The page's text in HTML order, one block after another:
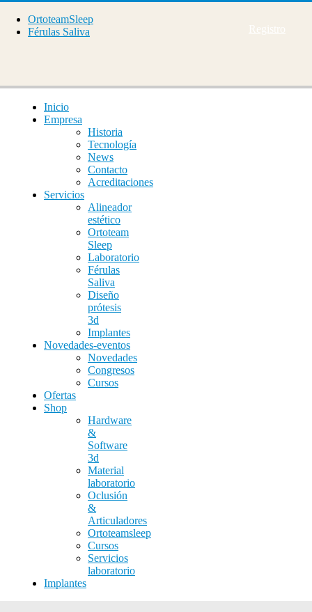
Registro
OrtoteamSleep
Férulas Saliva
Inicio
Empresa
Historia
Tecnología
News
Contacto
Acreditaciones
Servicios
Alineador
estético
Ortoteam
Sleep
Laboratorio
Férulas
Saliva
Diseño
prótesis
3d
Implantes
Novedades-eventos
Novedades
Congresos
Cursos
Ofertas
Shop
Hardware
&
Software
3d
Material
laboratorio
Oclusión
&
Articuladores
Ortoteamsleep
Cursos
Servicios
laboratorio
Implantes